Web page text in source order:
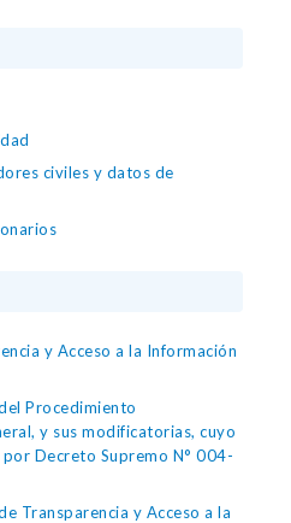
civiles y datos de
y Acceso a la Información
Procedimiento
y sus modificatorias, cuyo
Decreto Supremo N° 004-
Transparencia y Acceso a la